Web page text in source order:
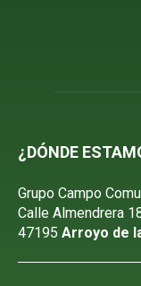
¿DÓNDE
Grupo Campo
Calle Almendrera
47195 Arroyo de